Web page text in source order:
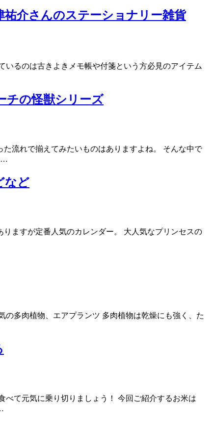
介さんのステーショナリー雑貨
るのは古きよきメモ帳や付箋という方必見のアイテム
チの怪獣シリーズ
流れで揃えてみたいものはありますよね。 そんな中で
…
など
ますが定番人気のカレンダー。 大人気なプリンセスの
多肉植物、エアプランツ 多肉植物は乾燥にも強く、た
べて元気に乗り切りましょう！ 今回ご紹介するお米は